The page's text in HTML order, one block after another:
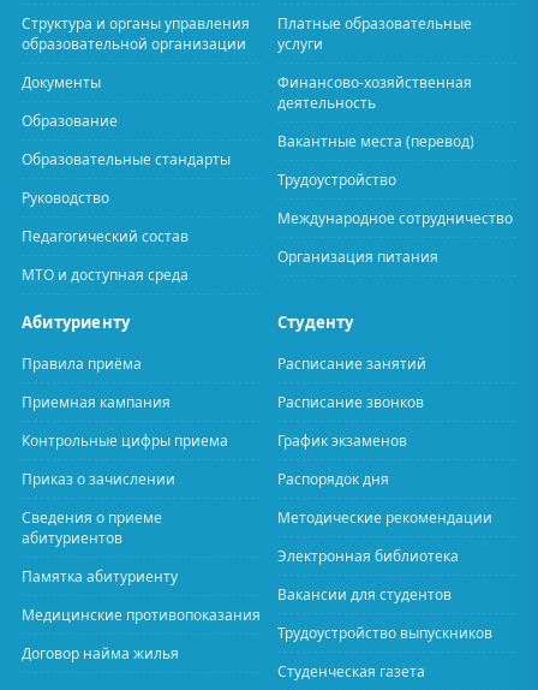
Структура и органы управления
образовательной организации
Документы
Образование
Образовательные стандарты
Руководство
Педагогический состав
МТО и доступная среда
Платные образовательные
услуги
Финансово-хозяйственная
деятельность
Вакантные места (перевод)
Трудоустройство
Международное сотрудничество
Организация питания
Абитуриенту
Правила приёма
Приемная кампания
Контрольные цифры приема
Приказ о зачислении
Сведения о приеме
абитуриентов
Памятка абитуриенту
Медицинские противопоказания
Договор найма жилья
Студенту
Расписание занятий
Расписание звонков
График экзаменов
Распорядок дня
Методические рекомендации
Электронная библиотека
Вакансии для студентов
Трудоустройство выпускников
Студенческая газета